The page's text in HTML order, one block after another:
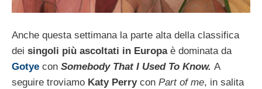
Anche questa settimana la parte alta della classifica
dei singoli più ascoltati in Europaè dominata da
Gotye con Somebody That I Used To Know. A
seguire troviamo Katy Perrycon Part of me, in salita